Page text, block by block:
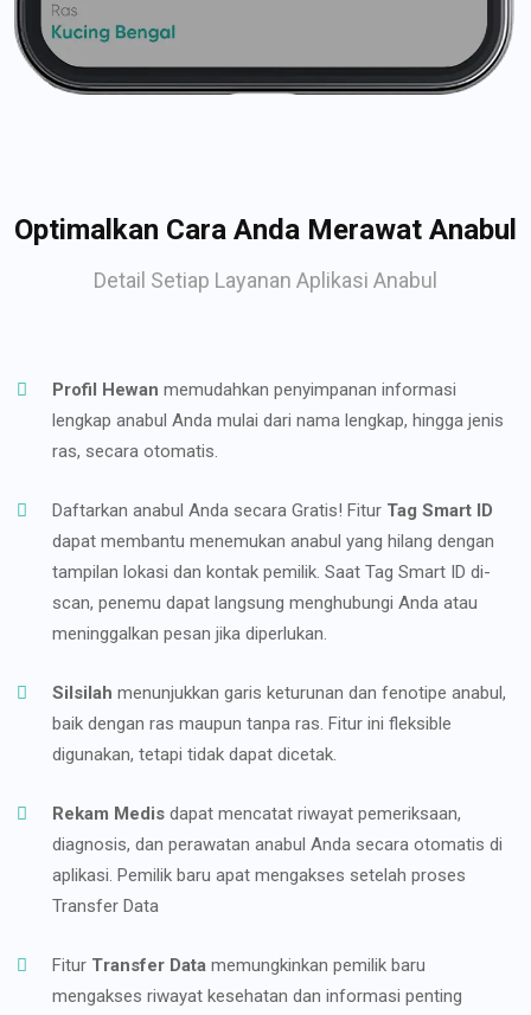
Optimalkan Cara Anda Merawat Anabul
Detail Setiap Layanan Aplikasi Anabul
Profil Hewan memudahkan penyimpanan informasi
lengkap anabul Anda mulai dari nama lengkap, hingga jenis
ras, secara otomatis.
Daftarkan anabul Anda secara Gratis! Fitur Tag Smart ID
dapat membantu menemukan anabul yang hilang dengan
tampilan lokasi dan kontak pemilik. Saat Tag Smart ID di-
scan, penemu dapat langsung menghubungi Anda atau
meninggalkan pesan jika diperlukan.
Silsilah menunjukkan garis keturunan dan fenotipe anabul,
baik dengan ras maupun tanpa ras. Fitur ini fleksible
digunakan, tetapi tidak dapat dicetak.
Rekam Medis dapat mencatat riwayat pemeriksaan,
diagnosis, dan perawatan anabul Anda secara otomatis di
aplikasi. Pemilik baru apat mengakses setelah proses
Transfer Data
Fitur Transfer Data memungkinkan pemilik baru
mengakses riwayat kesehatan dan informasi penting